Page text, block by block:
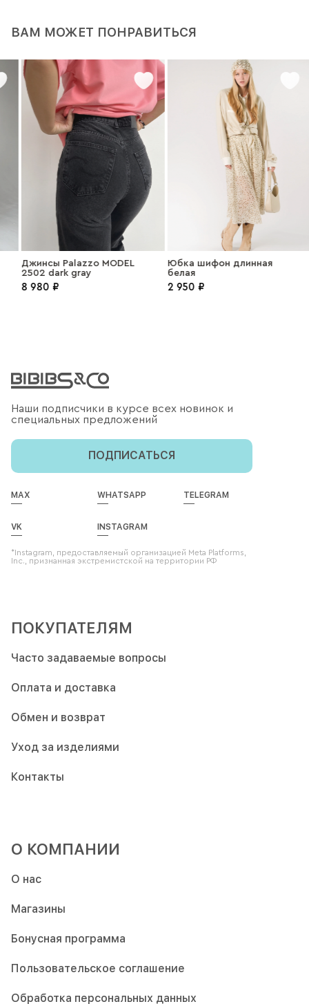
ВАМ МОЖЕТ ПОНРАВИТЬСЯ
Джинсы Palazzo MODEL
2502 dark gray
8 980 ₽
Юбка шифон длинная
белая
2 950 ₽
Наши подписчики в курсе всех новинок и
специальных предложений
ПОДПИСАТЬСЯ
MAX WHATSAPP TELEGRAM
VK INSTAGRAM
*Instagram, предоставляемый организацией Meta Platforms,
Inc., признанная экстремистской на территории РФ
ПОКУПАТЕЛЯМ
Часто задаваемые вопросы
Оплата и доставка
Обмен и возврат
Уход за изделиями
Контакты
О КОМПАНИИ
О нас
Магазины
Бонусная программа
Пользовательское соглашение
Обработка персональных данных